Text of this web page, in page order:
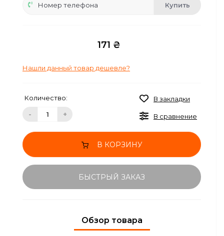
Купить
171 ₴
Нашли данный товар дешевле?
Количество:
- +
В закладки
В сравнение
В КОРЗИНУ
БЫСТРЫЙ ЗАКАЗ
Обзор товара